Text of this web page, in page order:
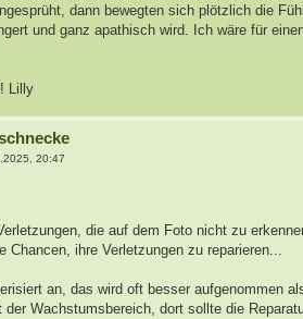
dann bewegten sich plötzlich die
und ganz apathisch wird. Ich wäre für
Lilly
20:47
die auf dem Foto nicht zu
Chancen, ihre Verletzungen zu reparieren...
an, das wird oft besser aufgenommen
Wachstumsbereich, dort sollte die